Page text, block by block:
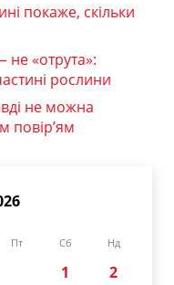
покаже, скільки
не «отрута»:
рослини
не можна
повір’ям
Пт Сб Нд
1
2